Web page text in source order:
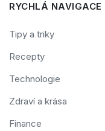
RYCHLÁ NAVIGACE
Tipy a triky
Recepty
Technologie
Zdraví a krása
Finance